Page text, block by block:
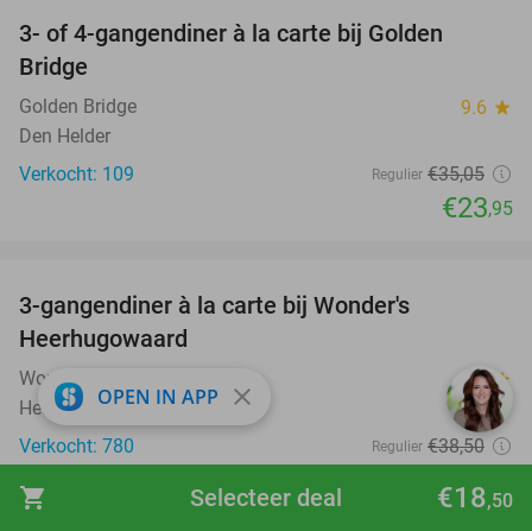
shopping_cart €18,50
Selecteer deal
3- of 4-gangendiner à la carte bij Golden
Bridge
Golden Bridge 9.6 star
Den Helder
Verkocht: 109
Regulier €35,05
€23,95
3-gangendiner à la carte bij Wonder's
Heerhugowaard
Wonder´s Heerhugowaard 9.3star
Heerhugowaard
Verkocht: 780
Regulier €38,50
€34
favorite_border
OPEN IN APP close